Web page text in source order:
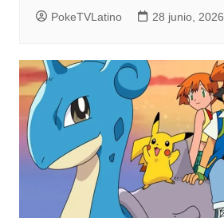
PokeTVLatino 28 junio, 2026